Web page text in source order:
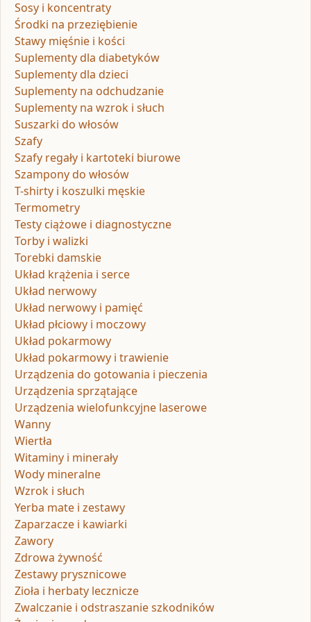
Sosy i koncentraty
Środki na przeziębienie
Stawy mięśnie i kości
Suplementy dla diabetyków
Suplementy dla dzieci
Suplementy na odchudzanie
Suplementy na wzrok i słuch
Suszarki do włosów
Szafy
Szafy regały i kartoteki biurowe
Szampony do włosów
T-shirty i koszulki męskie
Termometry
Testy ciążowe i diagnostyczne
Torby i walizki
Torebki damskie
Układ krążenia i serce
Układ nerwowy
Układ nerwowy i pamięć
Układ płciowy i moczowy
Układ pokarmowy
Układ pokarmowy i trawienie
Urządzenia do gotowania i pieczenia
Urządzenia sprzątające
Urządzenia wielofunkcyjne laserowe
Wanny
Wiertła
Witaminy i minerały
Wody mineralne
Wzrok i słuch
Yerba mate i zestawy
Zaparzacze i kawiarki
Zawory
Zdrowa żywność
Zestawy prysznicowe
Zioła i herbaty lecznicze
Zwalczanie i odstraszanie szkodników